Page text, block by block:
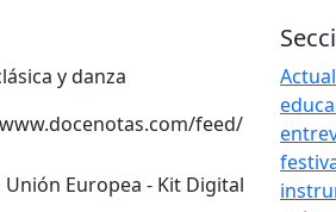
y danza
feed/